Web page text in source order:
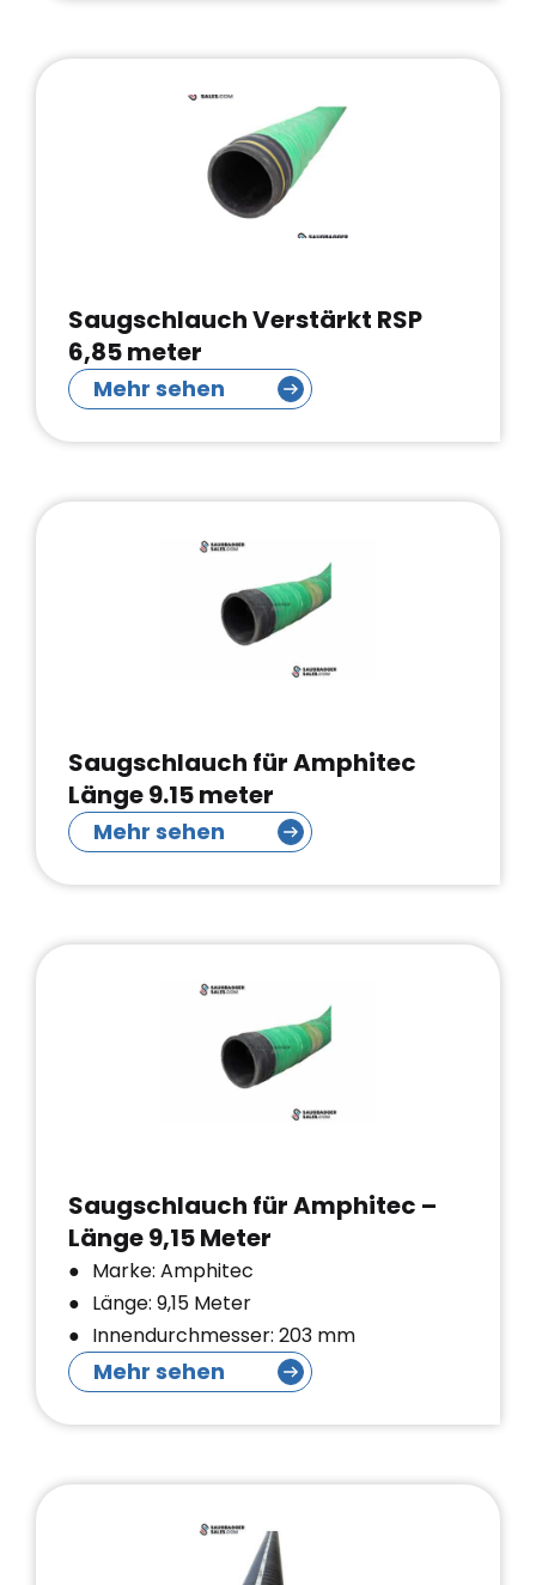
Saugschlauch Verstärkt RSP
6,85 meter
Mehr sehen
Saugschlauch für Amphitec
Länge 9.15 meter
Mehr sehen
Saugschlauch für Amphitec –
Länge 9,15 Meter
Marke: Amphitec
Länge: 9,15 Meter
Innendurchmesser: 203 mm
Mehr sehen